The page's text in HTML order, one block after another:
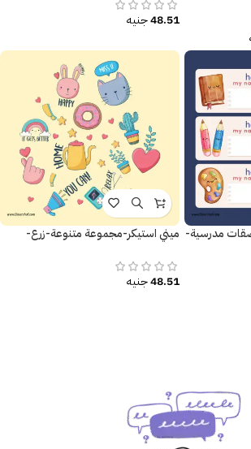
48.51جنيه
مدرسية- ميني استيكر-مجموعة متنوعة-زرع-
48.51جنيه